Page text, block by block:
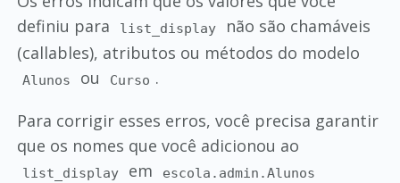
definiu para
list_display
não são chamáveis
(callables), atributos ou métodos do modelo
Alunos ou Curso .
Para corrigir esses erros, você precisa garantir
que os nomes que você adicionou ao
list_display em escola.admin.Alunos